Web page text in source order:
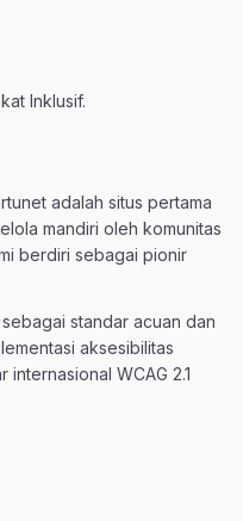
Inklusif.
adalah situs pertama
mandiri oleh komunitas
berdiri sebagai pionir
standar acuan dan
aksesibilitas
WCAG 2.1